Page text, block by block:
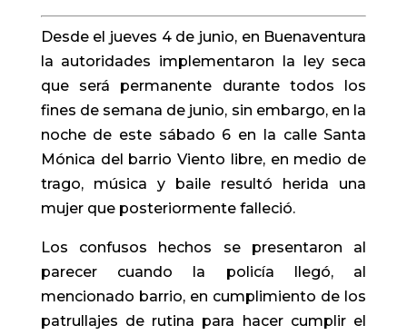
Desde el jueves 4 de junio, en Buenaventura
la autoridades implementaron la ley seca
que será permanente durante todos los
fines de semana de junio, sin embargo, en la
noche de este sábado 6 en la calle Santa
Mónica del barrio Viento libre, en medio de
trago, música y baile resultó herida una
mujer que posteriormente falleció.
Los confusos hechos se presentaron al
parecer cuando la policía llegó, al
mencionado barrio, en cumplimiento de los
patrullajes de rutina para hacer cumplir el